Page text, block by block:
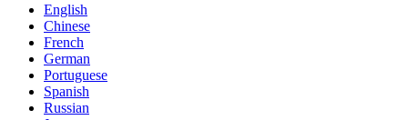
English
Chinese
French
German
Portuguese
Spanish
Russian